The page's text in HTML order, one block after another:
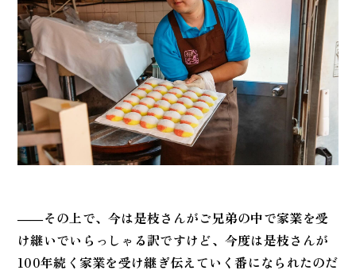
――その上で、今は是枝さんがご兄弟の中で家業を受
け継いでいらっしゃる訳ですけど、今度は是枝さんが
100年続く家業を受け継ぎ伝えていく番になられたのだ